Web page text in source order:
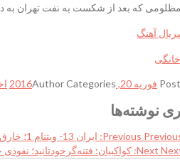
که بعد از شکست به نفت تهران به
آهنگ
فوریه 20, 2016 AuthorCategories
نوشته‌ها
Previous ایران 13- ویتنام 1؛ خارق العاده ها در فینال ::
Next کواکبیان: فتنه‌گرخودتانید؛ نفوذی